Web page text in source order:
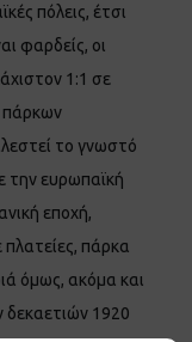
πόλεις, έτσι
φαρδείς, οι
1:1 σε
πάρκων
το γνωστό
την ευρωπαϊκή
εποχή,
πλατείες, πάρκα
όμως, ακόμα και
δεκαετιών 1920